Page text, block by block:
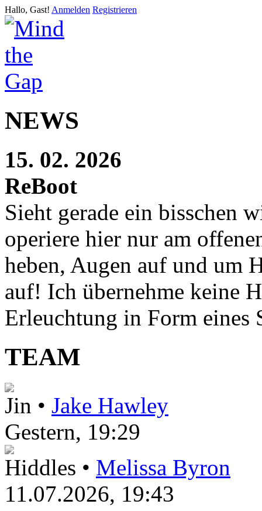
Hallo, Gast! Anmelden Registrieren
NEWS
15. 02. 2026
ReBoot
Sieht gerade ein bisschen
operiere hier nur am
heben, Augen auf und um
auf! Ich übernehme keine
Erleuchtung in Form eines
TEAM
Jin • Jake Hawley
Gestern, 19:29
Hiddles • Melissa Byron
11.07.2026, 19:43